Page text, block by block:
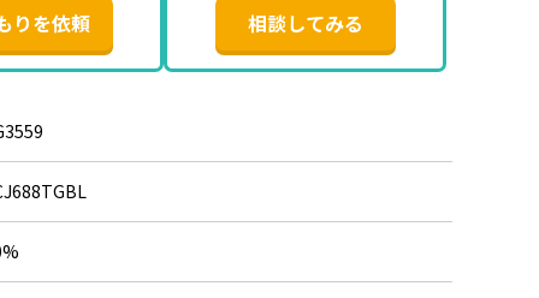
りを依頼 相談してみる